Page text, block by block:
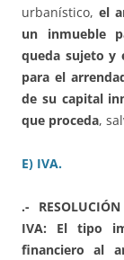
urbanístico, el
un inmueble
queda sujeto y
para el
de su capital
que proceda,
E) IVA.
.-
IVA: El tipo
financiero al